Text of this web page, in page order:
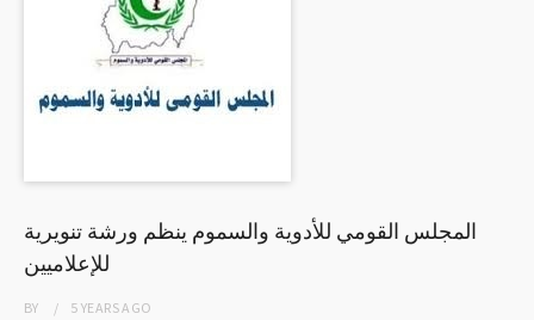
المجلس القومي للأدوية والسموم ينظم ورشة تنويرية
للإعلاميين
BY 5 YEARSAGO